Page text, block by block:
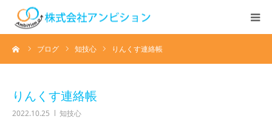
ブログ 知技心 りんくす連絡帳
りんくす連絡帳
2022.10.25 知技心
ホーム
サービス紹介